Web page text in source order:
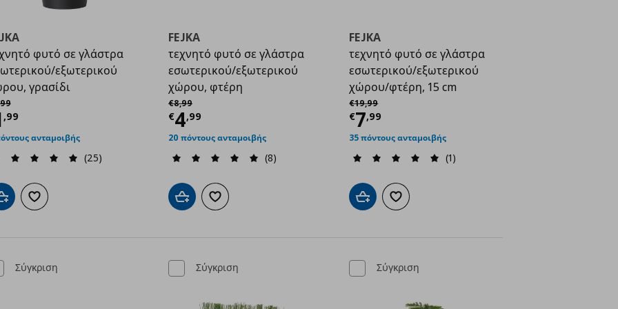
φυτό σε γλάστρα
εξωτερικού
γρασίδι
99 τιμή
,99 τιμή € 1,99
ανταμοιβής
(25)
Προσθήκη στο καλάθι
Προσθήκη στα αγαπημένα
FEJKA
τεχνητό φυτό σε γλάστρα
εσωτερικού/εξωτερικού
χώρου, φτέρη
€8,99
Αρχική τιμή
€4,99
Τρέχουσα τιμή € 4,99
20 πόντους ανταμοιβής
(8)
Προσθήκη στο καλάθι
Προσθήκη στα αγαπημένα
FEJKA
τεχνητό φυτό σε γλάστρα
εσωτερικού/εξωτερικού
χώρου/φτέρη, 15 cm
€19,99
Αρχική τιμή
€7,99
Τρέχουσα τιμή
35 πόντους ανταμοιβής
(1)
Προσθήκη στο καλάθι
Προσθήκη στα αγαπημένα
Σύγκριση Σύγκριση Σύγκριση